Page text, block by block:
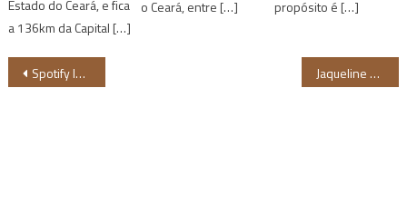
Estado do Ceará, e fica
a 136km da Capital […]
o Ceará, entre […]
propósito é […]
Navegação
Spotify lança campanha no Brasil para valorizar a cultura preta Jaqueline Fraga faz duplo lançamento de novas edições de seus livros